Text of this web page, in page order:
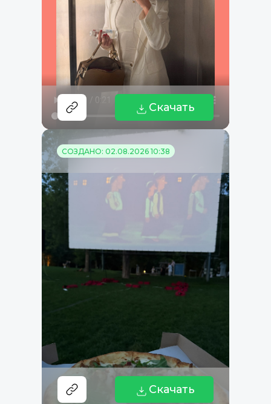
Скачать
СОЗДАНО: 02.08.2026 10:38
Скачать